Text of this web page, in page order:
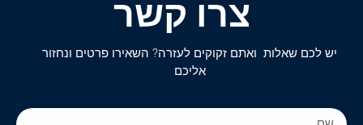
צרו קשר
יש לכם שאלות ואתם זקוקים לעזרה? השאירו פרטים ונחזור
אליכם